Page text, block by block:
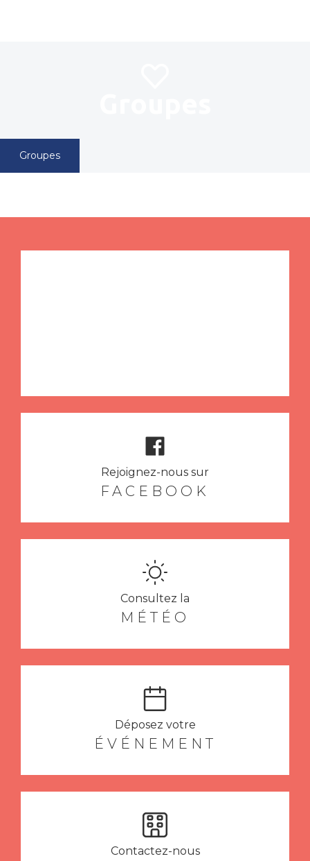
Groupes
Rejoignez-nous sur
FACEBOOK
Consultez la
MÉTÉO
Déposez votre
ÉVÉNEMENT
Contactez-nous